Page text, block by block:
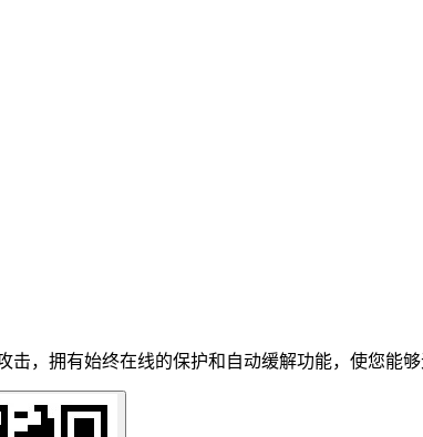
击，拥有始终在线的保护和自动缓解功能，使您能